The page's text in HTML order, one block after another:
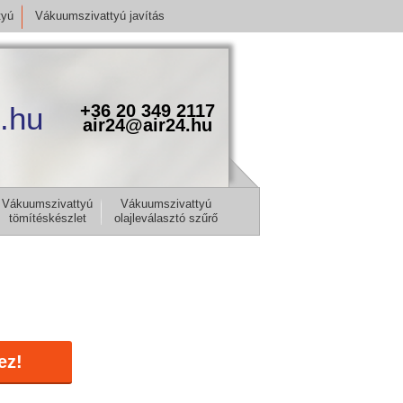
Vákuumszivattyú javítás
+36 20 349 2117
air24@air24.hu
Vákuumszivattyú
tömítéskészlet
Vákuumszivattyú
olajleválasztó szűrő